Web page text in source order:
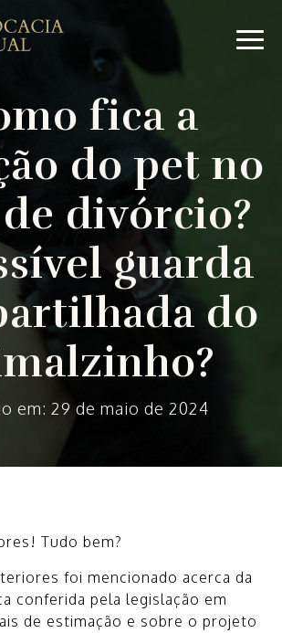
fica a
do pet no
divórcio?
guarda
do
em: 29 de maio de 2024
Tudo bem?
foi mencionado acerca da
conferida pela legislação em
de estimação e sobre o projeto